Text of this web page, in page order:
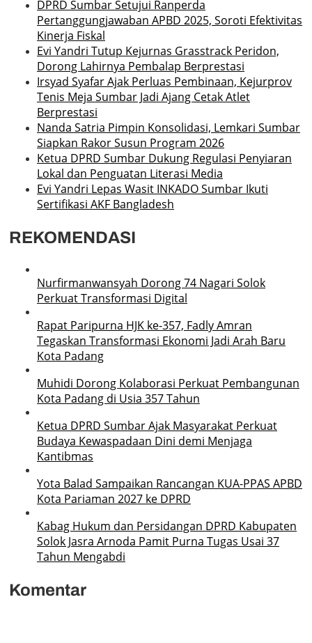
DPRD Sumbar Setujui Ranperda
Pertanggungjawaban APBD 2025, Soroti Efektivitas
Kinerja Fiskal
Evi Yandri Tutup Kejurnas Grasstrack Peridon,
Dorong Lahirnya Pembalap Berprestasi
Irsyad Syafar Ajak Perluas Pembinaan, Kejurprov
Tenis Meja Sumbar Jadi Ajang Cetak Atlet
Berprestasi
Nanda Satria Pimpin Konsolidasi, Lemkari Sumbar
Siapkan Rakor Susun Program 2026
Ketua DPRD Sumbar Dukung Regulasi Penyiaran
Lokal dan Penguatan Literasi Media
Evi Yandri Lepas Wasit INKADO Sumbar Ikuti
Sertifikasi AKF Bangladesh
REKOMENDASI
Nurfirmanwansyah Dorong 74 Nagari Solok
Perkuat Transformasi Digital
Rapat Paripurna HJK ke-357, Fadly Amran
Tegaskan Transformasi Ekonomi Jadi Arah Baru
Kota Padang
Muhidi Dorong Kolaborasi Perkuat Pembangunan
Kota Padang di Usia 357 Tahun
Ketua DPRD Sumbar Ajak Masyarakat Perkuat
Budaya Kewaspadaan Dini demi Menjaga
Kantibmas
Yota Balad Sampaikan Rancangan KUA-PPAS APBD
Kota Pariaman 2027 ke DPRD
Kabag Hukum dan Persidangan DPRD Kabupaten
Solok Jasra Arnoda Pamit Purna Tugas Usai 37
Tahun Mengabdi
Komentar